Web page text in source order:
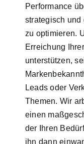
Performance
strategisch und
zu optimieren.
Erreichung
unterstützen,
Leads oder
Themen. Wir
einen
der Ihren
ihn dann